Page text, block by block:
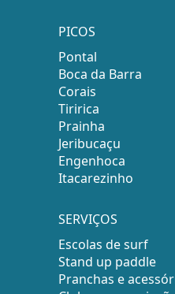
PICOS
Pontal
Boca da Barra
Corais
Tiririca
Prainha
Jeribucaçu
Engenhoca
Itacarezinho
SERVIÇOS
Escolas de surf
Stand up paddle
Pranchas e